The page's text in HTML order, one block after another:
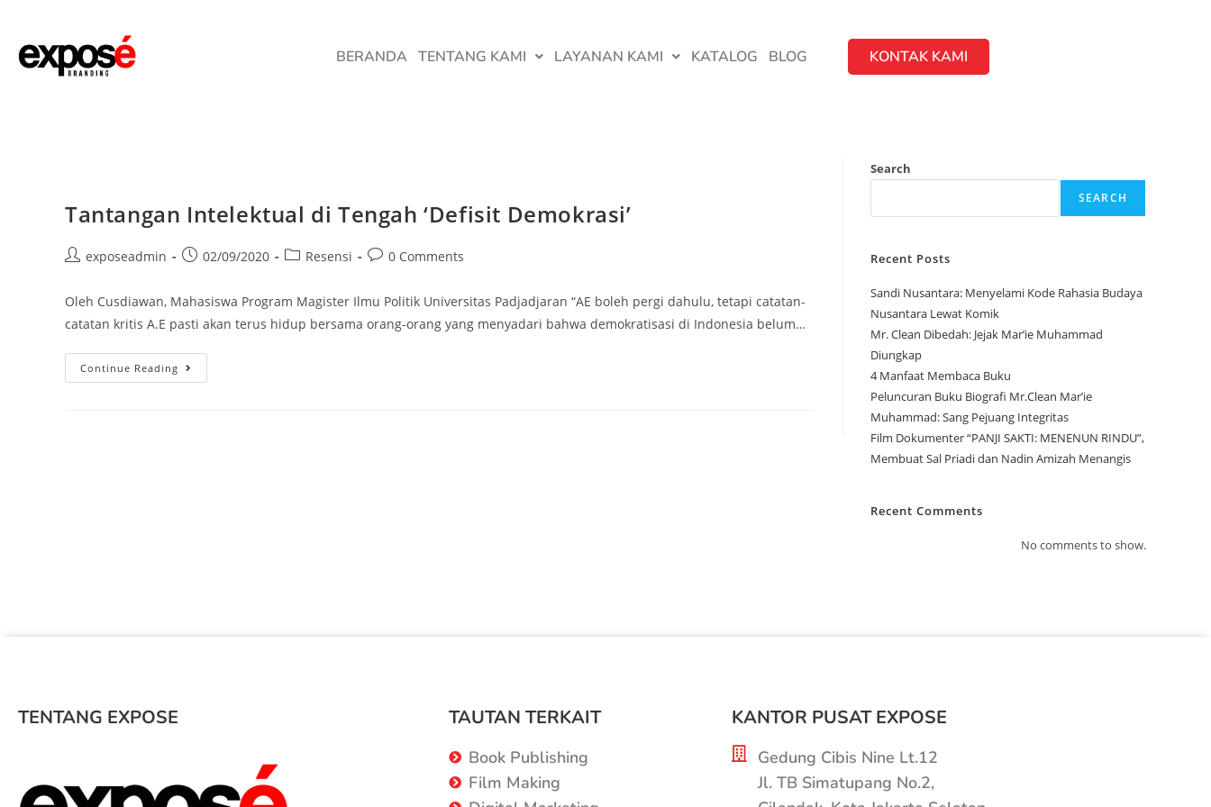
BERANDA TENTANG KAMI LAYANAN KAMI KATALOG BLOG KONTAK KAMI
Tantangan Intelektual di Tengah ‘Defisit Demokrasi’
exposeadmin 02/09/2020 Resensi 0 Comments
Oleh Cusdiawan, Mahasiswa Program Magister Ilmu Politik Universitas Padjadjaran “AE boleh pergi dahulu, tetapi catatan-
catatan kritis A.E pasti akan terus hidup bersama orang-orang yang menyadari bahwa demokratisasi di Indonesia belum…
Continue Reading
Search
SEARCH
Recent Posts
Sandi Nusantara: Menyelami Kode Rahasia Budaya
Nusantara Lewat Komik
Mr. Clean Dibedah: Jejak Mar’ie Muhammad
Diungkap
4 Manfaat Membaca Buku
Peluncuran Buku Biografi Mr.Clean Mar’ie
Muhammad: Sang Pejuang Integritas
Film Dokumenter “PANJI SAKTI: MENENUN RINDU”,
Membuat Sal Priadi dan Nadin Amizah Menangis
Recent Comments
No comments to show.
TENTANG EXPOSE TAUTAN TERKAIT
Book Publishing
Film Making
KANTOR PUSAT EXPOSE
Gedung Cibis Nine Lt.12
Jl. TB Simatupang No.2,